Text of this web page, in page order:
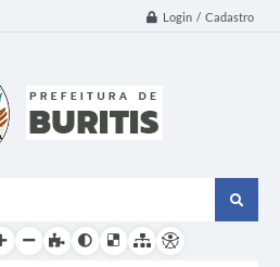
Login / Cadastro